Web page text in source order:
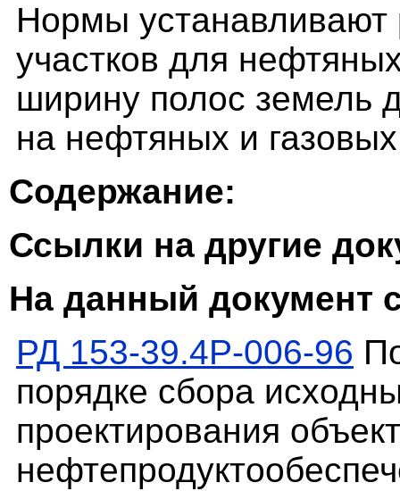
Нормы
участков для
ширину полос земель
на нефтяных и
Содержание:
Ссылки на другие
На данный документ
РД 153-39.4Р-006-96
порядке сбора
проектирования